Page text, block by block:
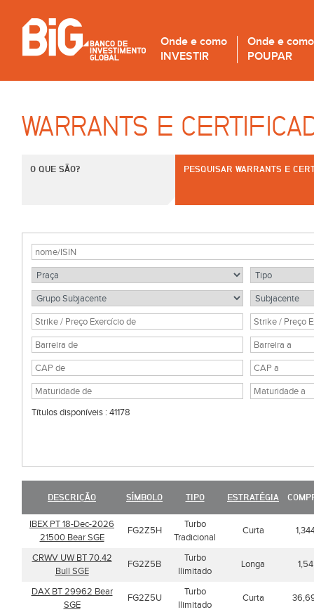
Onde e como
INVESTIR
Onde e como
POUPAR
WARRANTS E
O QUE SÃO? PESQUISAR WARRANTS E
Títulos disponíveis : 41178
DESCRIÇÃO SÍMBOLO TIPO ESTRATÉGIA
IBEX PT 18-Dec-2026
21500 Bear SGE
FG2Z5H
Turbo
Tradicional
Curta
CRWV UW BT 70.42
Bull SGE
FG2Z5B
Turbo
Ilimitado
Longa 1,54
DAX BT 29962 Bear
SGE
FG2Z5U
Turbo
Ilimitado
Curta